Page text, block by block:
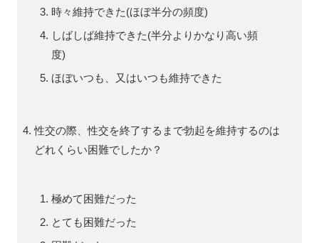
時々維持できた(ほぼ半分の頻度)
しばしば維持できた(半分よりかなり高い頻
度)
ほぼいつも、又はいつも維持できた
性交の際、性交を終了するまで勃起を維持するのは
どれくらい困難でしたか？
極めて困難だった
とても困難だった